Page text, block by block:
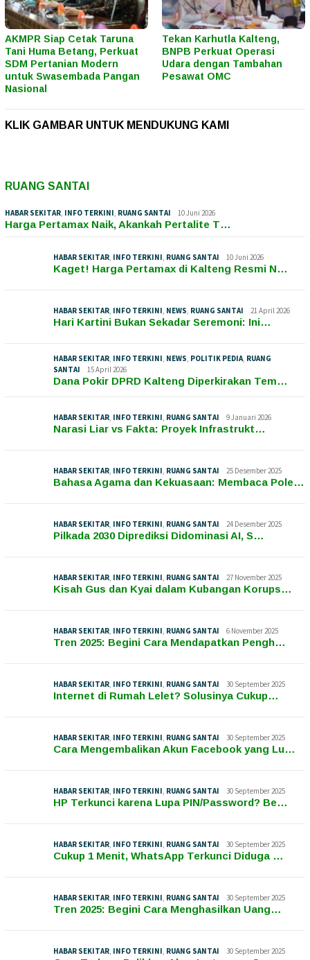
AKMPR Siap Cetak Taruna
Tani Huma Betang, Perkuat
SDM Pertanian Modern
untuk Swasembada Pangan
Nasional
Tekan Karhutla Kalteng,
BNPB Perkuat Operasi
Udara dengan Tambahan
Pesawat OMC
KLIK GAMBAR UNTUK MENDUKUNG KAMI
RUANG SANTAI
HABAR SEKITAR INFO TERKINI RUANG SANTAI 10 Juni 2026
Harga Pertamax Naik, Akankah Pertalite T…
HABAR SEKITAR INFO TERKINI RUANG SANTAI 10 Juni 2026
Kaget! Harga Pertamax di Kalteng Resmi N…
HABAR SEKITAR INFO TERKINI NEWS RUANG SANTAI 21 April 2026
Hari Kartini Bukan Sekadar Seremoni: Ini…
HABAR SEKITAR INFO TERKINI NEWS POLITIK PEDIA RUANG
SANTAI
15 April 2026
Dana Pokir DPRD Kalteng Diperkirakan Tem…
HABAR SEKITAR INFO TERKINI RUANG SANTAI 9 Januari 2026
Narasi Liar vs Fakta: Proyek Infrastrukt…
HABAR SEKITAR INFO TERKINI RUANG SANTAI 25 Desember 2025
Bahasa Agama dan Kekuasaan: Membaca Pole…
HABAR SEKITAR INFO TERKINI RUANG SANTAI 24 Desember 2025
Pilkada 2030 Diprediksi Didominasi AI, S…
HABAR SEKITAR INFO TERKINI RUANG SANTAI 27 November 2025
Kisah Gus dan Kyai dalam Kubangan Korups…
HABAR SEKITAR INFO TERKINI RUANG SANTAI 6 November 2025
Tren 2025: Begini Cara Mendapatkan Pengh…
HABAR SEKITAR INFO TERKINI RUANG SANTAI 30 September 2025
Internet di Rumah Lelet? Solusinya Cukup…
HABAR SEKITAR INFO TERKINI RUANG SANTAI 30 September 2025
Cara Mengembalikan Akun Facebook yang Lu…
HABAR SEKITAR INFO TERKINI RUANG SANTAI 30 September 2025
HP Terkunci karena Lupa PIN/Password? Be…
HABAR SEKITAR INFO TERKINI RUANG SANTAI 30 September 2025
Cukup 1 Menit, WhatsApp Terkunci Diduga …
HABAR SEKITAR INFO TERKINI RUANG SANTAI 30 September 2025
Tren 2025: Begini Cara Menghasilkan Uang…
HABAR SEKITAR INFO TERKINI RUANG SANTAI 30 September 2025